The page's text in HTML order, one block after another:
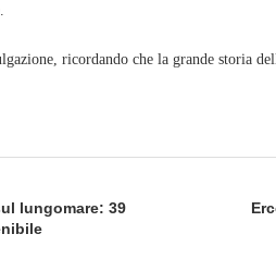
ricordando che la grande storia
lungomare: 39